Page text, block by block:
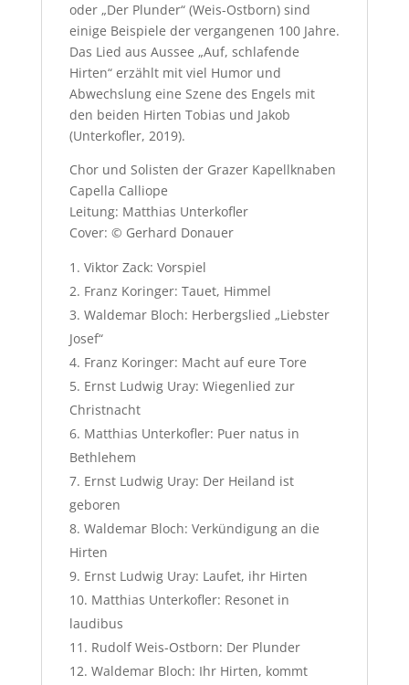
oder „Der Plunder“ (Weis-Ostborn) sind
einige Beispiele der vergangenen 100 Jahre.
Das Lied aus Aussee „Auf, schlafende
Hirten“ erzählt mit viel Humor und
Abwechslung eine Szene des Engels mit
den beiden Hirten Tobias und Jakob
(Unterkofler, 2019).
Chor und Solisten der Grazer Kapellknaben
Capella Calliope
Leitung: Matthias Unterkofler
Cover: © Gerhard Donauer
Viktor Zack: Vorspiel
Franz Koringer: Tauet, Himmel
Waldemar Bloch: Herbergslied „Liebster
Josef“
Franz Koringer: Macht auf eure Tore
Ernst Ludwig Uray: Wiegenlied zur
Christnacht
Matthias Unterkofler: Puer natus in
Bethlehem
Ernst Ludwig Uray: Der Heiland ist
geboren
Waldemar Bloch: Verkündigung an die
Hirten
Ernst Ludwig Uray: Laufet, ihr Hirten
Matthias Unterkofler: Resonet in
laudibus
Rudolf Weis-Ostborn: Der Plunder
Waldemar Bloch: Ihr Hirten, kommt